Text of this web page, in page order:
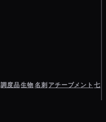
調度品生物名刺 アチーブメント 七